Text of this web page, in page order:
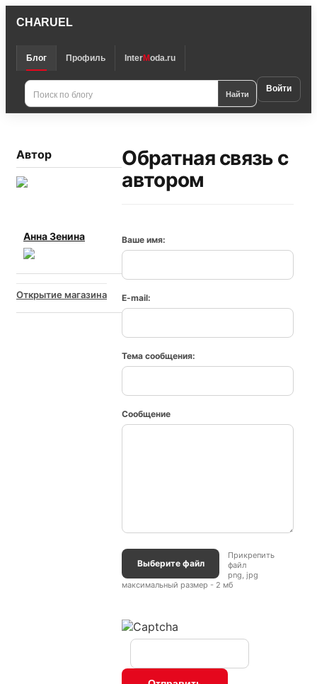
CHARUEL
Блог Профиль InterModa.ru
Найти Войти
Автор
Анна Зенина
Открытие магазина
Обратная связь с
автором
Ваше имя:
E-mail:
Тема сообщения:
Сообщение
Выберите файл
Прикрепить
файл
png, jpg
максимальный размер - 2 мб